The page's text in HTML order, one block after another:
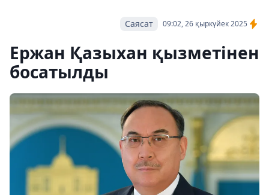
09:02, 26 қыркүйек 2025
Саясат
Ержан Қазыхан қызметінен
босатылды